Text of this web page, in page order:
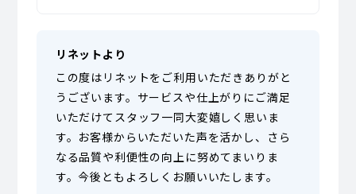
リネットより
この度はリネットをご利用いただきありがと
うございます。サービスや仕上がりにご満足
いただけてスタッフ一同大変嬉しく思いま
す。お客様からいただいた声を活かし、さら
なる品質や利便性の向上に努めてまいりま
す。今後ともよろしくお願いいたします。